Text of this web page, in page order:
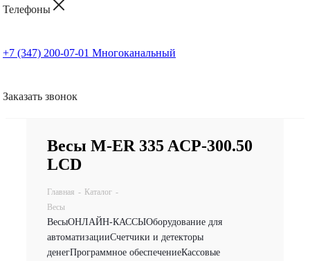
Телефоны
+7 (347) 200-07-01 Многоканальный
Заказать звонок
Весы M-ER 335 ACP-300.50
LCD
Главная - Каталог -
Весы
ВесыОНЛАЙН-КАССЫОборудование для
автоматизацииСчетчики и детекторы
денегПрограммное обеспечениеКассовые